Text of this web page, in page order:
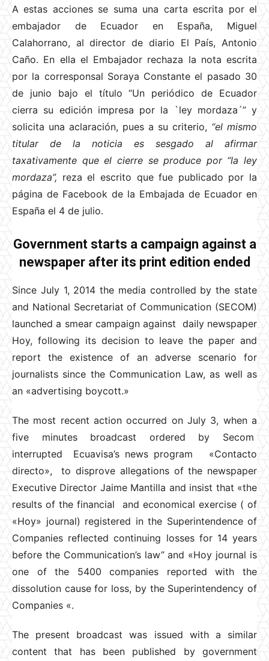
A estas acciones se suma una carta escrita por el
embajador de Ecuador en España, Miguel
Calahorrano, al director de diario El País, Antonio
Caño. En ella el Embajador rechaza la nota escrita
por la corresponsal Soraya Constante el pasado 30
de junio bajo el título “Un periódico de Ecuador
cierra su edición impresa por la `ley mordaza´” y
solicita una aclaración, pues a su criterio, “el mismo
titular de la noticia es sesgado al afirmar
taxativamente que el cierre se produce por “la ley
mordaza”, reza el escrito que fue publicado por la
página de Facebook de la Embajada de Ecuador en
España el 4 de julio.
Government starts a campaign against a
newspaper after its print edition ended
Since July 1, 2014 the media controlled by the state
and National Secretariat of Communication (SECOM)
launched a smear campaign against daily newspaper
Hoy, following its decision to leave the paper and
report the existence of an adverse scenario for
journalists since the Communication Law, as well as
an «advertising boycott.»
The most recent action occurred on July 3, when a
five minutes broadcast ordered by Secom
interrupted Ecuavisa’s news program «Contacto
directo», to disprove allegations of the newspaper
Executive Director Jaime Mantilla and insist that «the
results of the financial and economical exercise ( of
«Hoy» journal) registered in the Superintendence of
Companies reflected continuing losses for 14 years
before the Communication’s law” and «Hoy journal is
one of the 5400 companies reported with the
dissolution cause for loss, by the Superintendency of
Companies «.
The present broadcast was issued with a similar
content that has been published by government